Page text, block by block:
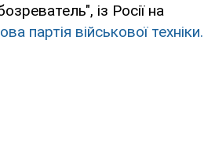
із Росії на
партія військової техніки.